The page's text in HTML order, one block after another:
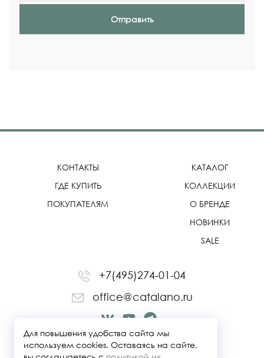
Отправить
КОНТАКТЫ
ГДЕ КУПИТЬ
ПОКУПАТЕЛЯМ
КАТАЛОГ
КОЛЛЕКЦИИ
О БРЕНДЕ
НОВИНКИ
SALE
+7(495)274-01-04
office@catalano.ru
Для повышения удобства сайта мы
используем cookies. Оставаясь на сайте,